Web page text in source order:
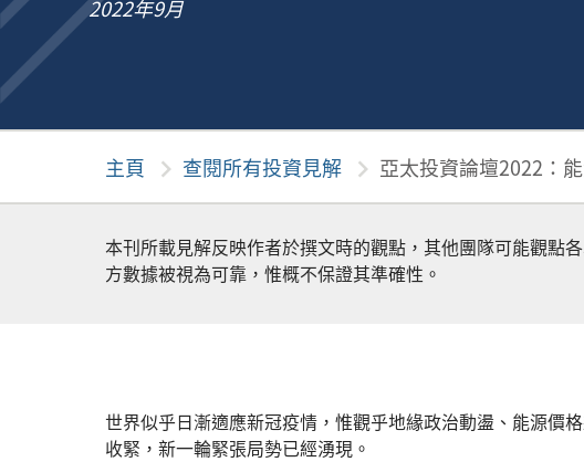
2022年9月
主頁 chevron_right 查閱所有投資見解 chevron_right 亞太投資論壇2022：
本刊所載見解反映作者於撰文時的觀點，其他團隊可能觀點
方數據被視為可靠，惟概不保證其準確性。
世界似乎日漸適應新冠疫情，惟觀乎地緣政治動盪、能源價
收緊，新一輪緊張局勢已經湧現。